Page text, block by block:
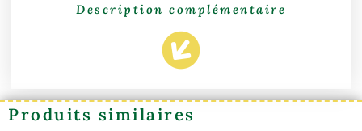
Description complémentaire
Produits similaires